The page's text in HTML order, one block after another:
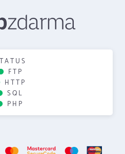
FTP
HTTP
SQL
PHP